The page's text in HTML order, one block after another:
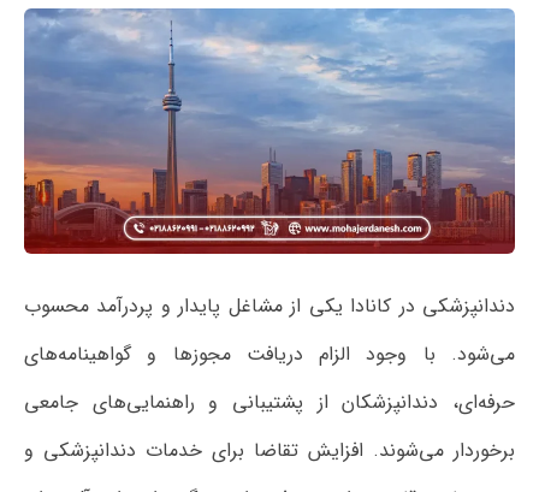
دندانپزشکی در کانادا یکی از مشاغل پایدار و پردرآمد محسوب
می‌شود. با وجود الزام دریافت مجوزها و گواهینامه‌های
حرفه‌ای، دندانپزشکان از پشتیبانی و راهنمایی‌های جامعی
برخوردار می‌شوند. افزایش تقاضا برای خدمات دندانپزشکی و